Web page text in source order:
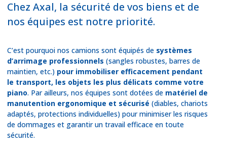
Chez Axal, la sécurité de vos biens et de
nos équipes est notre priorité.
C’est pourquoi nos camions sont équipés de systèmes
d’arrimage professionnels (sangles robustes, barres de
maintien, etc.) pour immobiliser efficacement pendant
le transport, les objets les plus délicats comme votre
piano. Par ailleurs, nos équipes sont dotées de matériel de
manutention ergonomique et sécurisé (diables, chariots
adaptés, protections individuelles) pour minimiser les risques
de dommages et garantir un travail efficace en toute
sécurité.